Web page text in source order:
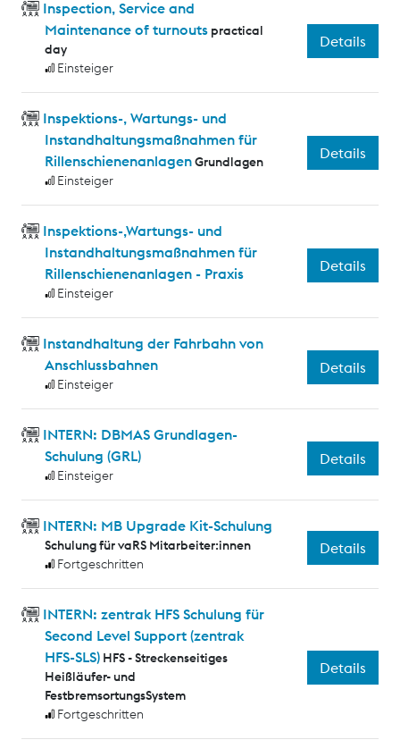
Inspection, Service and
Maintenance of turnouts practical
day
Einsteiger
Details
Inspektions-, Wartungs- und
Instandhaltungsmaßnahmen für
RillenschienenanlagenGrundlagen
Einsteiger
Details
Inspektions-,Wartungs- und
Instandhaltungsmaßnahmen für
Rillenschienenanlagen - Praxis
Einsteiger
Details
Instandhaltung der Fahrbahn von
Anschlussbahnen
Einsteiger
Details
INTERN: DBMAS Grundlagen-
Schulung (GRL)
Einsteiger
Details
INTERN: MB Upgrade Kit-Schulung
Schulung für vaRS Mitarbeiter:innen
Fortgeschritten
Details
INTERN: zentrak HFS Schulung für
Second Level Support (zentrak
HFS-SLS) HFS - Streckenseitiges
Heißläufer- und
FestbremsortungsSystem
Fortgeschritten
Details